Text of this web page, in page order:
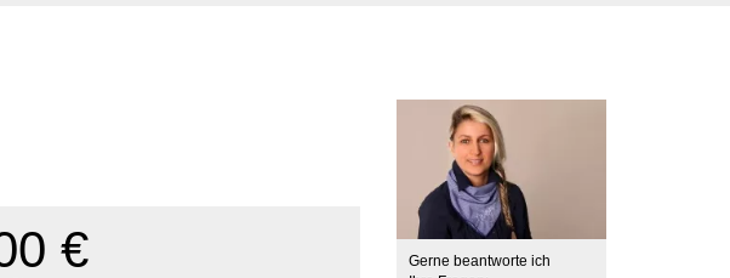
€
Gerne beantworte ich